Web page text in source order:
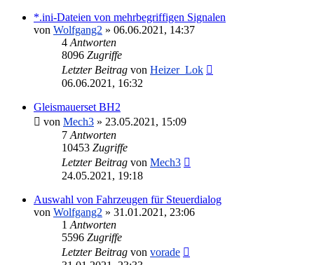
*.ini-Dateien von mehrbegriffigen Signalen
von Wolfgang2 » 06.06.2021, 14:37
4 Antworten
8096 Zugriffe
Letzter Beitrag von Heizer_Lok
06.06.2021, 16:32
Gleismauerset BH2
von Mech3 » 23.05.2021, 15:09
7 Antworten
10453 Zugriffe
Letzter Beitrag von Mech3
24.05.2021, 19:18
Auswahl von Fahrzeugen für Steuerdialog
von Wolfgang2 » 31.01.2021, 23:06
1 Antworten
5596 Zugriffe
Letzter Beitrag von vorade